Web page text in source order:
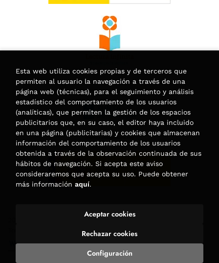
. Todos los Derechos Reservados |
Esta web utiliza cookies propias y de terceros que
permiten al usuario la navegación a través de una
página web (técnicas), para el seguimiento y análisis
estadístico del comportamiento de los usuarios
(analíticas), que permiten la gestión de los espacios
publicitarios que, en su caso, el editor haya incluido
en una página (publicitarias) y cookies que almacenan
información del comportamiento de los usuarios
obtenida a través de la observación continuada de sus
hábitos de navegación. Si acepta este aviso
consideraremos que acepta su uso. Puede obtener
más información aquí.
Configuración
Rechazar cookies
Aceptar cookies